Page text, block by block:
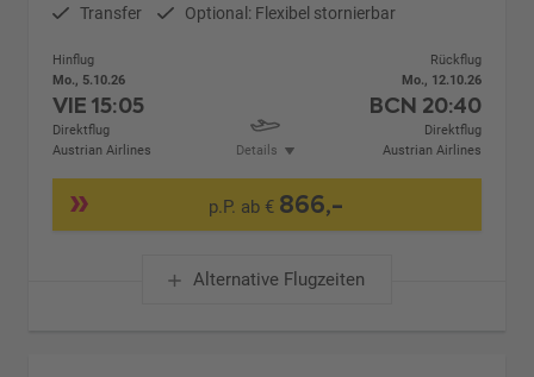
Transfer Optional: Flexibel stornierbar
Hinflug
Mo., 5.10.26
VIE15:05
Direktflug
Austrian Airlines
Details
Rückflug
Mo., 12.10.26
BCN 20:40
Direktflug
Austrian Airlines
p.P. ab € 866,-
Alternative Flugzeiten